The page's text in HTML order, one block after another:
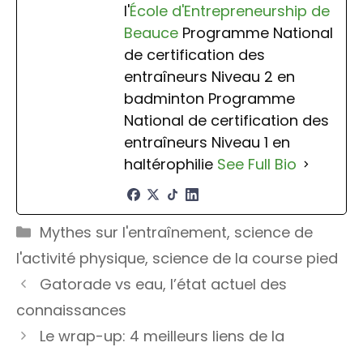
l'École d'Entrepreneurship de
Beauce Programme National
de certification des
entraîneurs Niveau 2 en
badminton Programme
National de certification des
entraîneurs Niveau 1 en
haltérophilie See Full Bio
Catégories
Mythes sur l'entraînement, science de
l'activité physique, science de la course pied
Gatorade vs eau, l’état actuel des
connaissances
Le wrap-up: 4 meilleurs liens de la